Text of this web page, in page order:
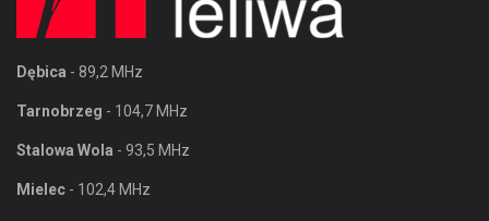
Dębica - 89,2 MHz
Tarnobrzeg - 104,7 MHz
Stalowa Wola - 93,5 MHz
Mielec - 102,4 MHz